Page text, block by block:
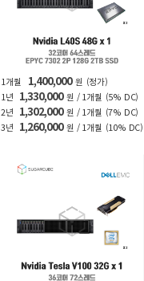
1개월 1,400,000 원
(정가)
1년
1,330,000 원 / 1개월
(5% DC)
2년
1,302,000 원 / 1개월
(7% DC)
3년
1,260,000 원 / 1개월 (10% DC)